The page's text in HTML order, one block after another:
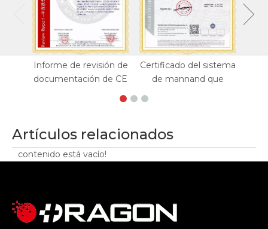
Informe de revisión de
documentación de CE
Certificado del sistema
de mannand que
Artículos relacionados
contenido está vacío!